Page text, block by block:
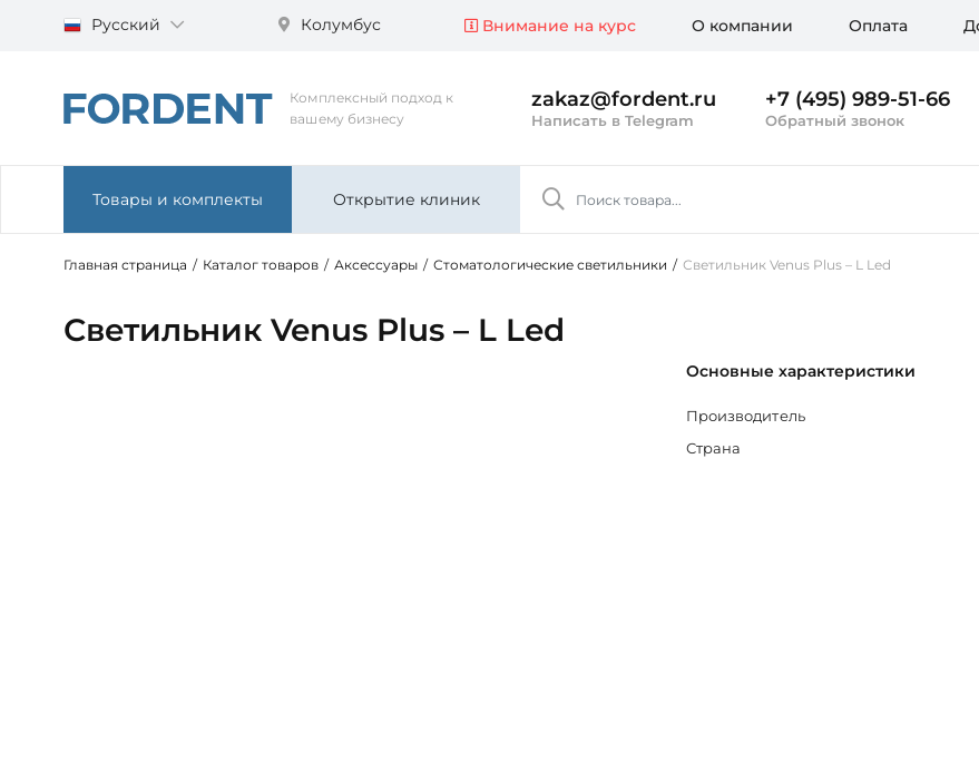
Русский Колумбус Внимание на курс О компании Оплата
Комплексный подход к
вашему бизнесу
zakaz@fordent.ru
Написать в Telegram
+7 (495) 989-51-66
Обратный звонок
Товары и комплекты Открытие клиник
Главная страница / Каталог товаров / Аксессуары / Стоматологические светильники / Светильник Venus Plus – L Led
Светильник Venus Plus – L Led
Основные характеристики
Производитель
Страна